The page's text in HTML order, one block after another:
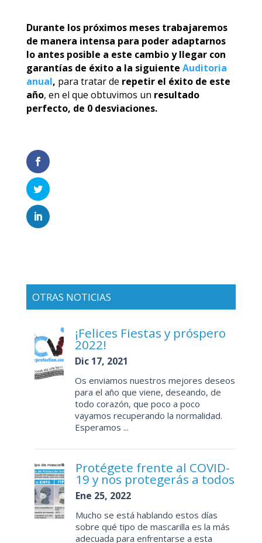
Durante los próximos meses trabajaremos
de manera intensa para poder adaptarnos
lo antes posible a este cambio y llegar con
garantías de éxito a la siguiente Auditoria
anual, para tratar de repetir el éxito de este
año, en el que obtuvimos un resultado
perfecto, de 0 desviaciones.
OTRAS NOTICIAS
¡Felices Fiestas y próspero
2022!
Dic 17, 2021
Os enviamos nuestros mejores deseos
para el año que viene, deseando, de
todo corazón, que poco a poco
vayamos recuperando la normalidad.
Esperamos ...
Protégete frente al COVID-
19 y nos protegerás a todos
Ene 25, 2022
Mucho se está hablando estos días
sobre qué tipo de mascarilla es la más
adecuada para enfrentarse a esta